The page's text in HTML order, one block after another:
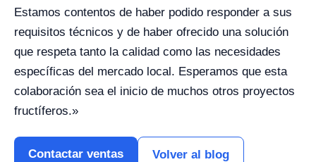
Estamos contentos de haber podido responder a sus
requisitos técnicos y de haber ofrecido una solución
que respeta tanto la calidad como las necesidades
específicas del mercado local. Esperamos que esta
colaboración sea el inicio de muchos otros proyectos
fructíferos.»
Contactar ventas Volver al blog